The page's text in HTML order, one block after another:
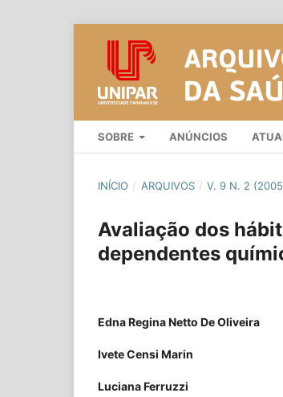
SOBRE ANÚNCIOS
INÍCIO / ARQUIVOS / V. 9 N. 2
Avaliação dos
dependentes
Edna Regina Netto De Oliveira
Ivete Censi Marin
Luciana Ferruzzi